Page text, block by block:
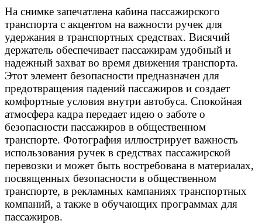
На снимке запечатлена кабина пассажирского
транспорта с акцентом на важности ручек для
удержания в транспортных средствах. Висячий
держатель обеспечивает пассажирам удобный и
надежный захват во время движения транспорта.
Этот элемент безопасности предназначен для
предотвращения падений пассажиров и создает
комфортные условия внутри автобуса. Спокойная
атмосфера кадра передает идею о заботе о
безопасности пассажиров в общественном
транспорте. Фотография иллюстрирует важность
использования ручек в средствах пассажирской
перевозки и может быть востребована в материалах,
посвященных безопасности в общественном
транспорте, в рекламных кампаниях транспортных
компаний, а также в обучающих программах для
пассажиров.